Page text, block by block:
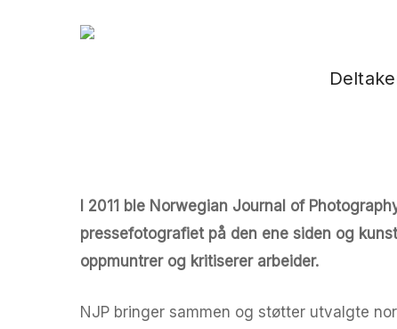
Trykk enter for å starte ditt søk
I 2011 ble Norwegian Journal of
pressefotografiet på den ene siden og
oppmuntrer og kritiserer arbeider.
NJP bringer sammen og støtter utvalgte